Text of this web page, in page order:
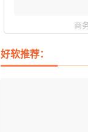
商
好软推荐：